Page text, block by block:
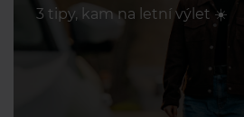
3 tipy, kam na letní výlet ☀️